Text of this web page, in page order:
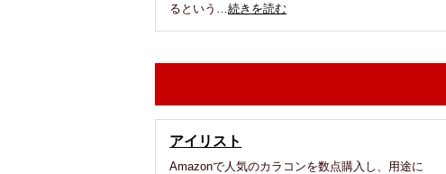
るという…続きを読む
アイリスト
Amazonで人気のカラコンを数点購入し、用途に